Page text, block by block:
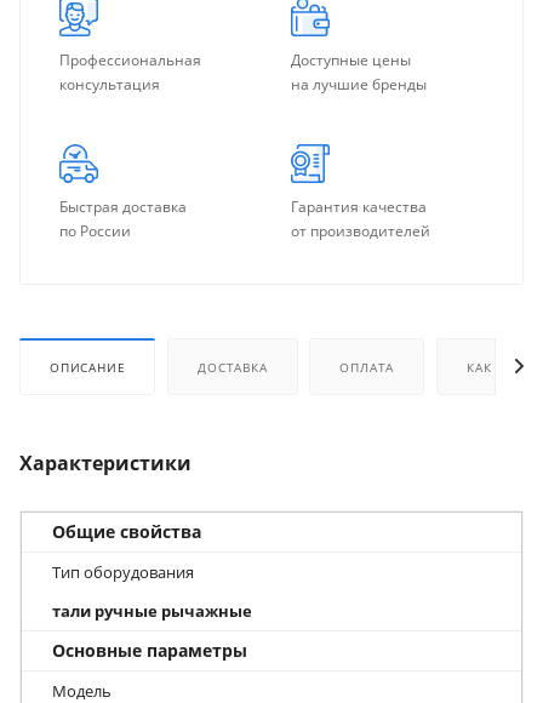
Профессиональная
консультация
Доступные цены
на лучшие бренды
Быстрая доставка
по России
Гарантия качества
от производителей
ОПИСАНИЕ ДОСТАВКА ОПЛАТА КАК
Характеристики
Общие свойства
Тип оборудования
тали ручные рычажные
Основные параметры
Модель